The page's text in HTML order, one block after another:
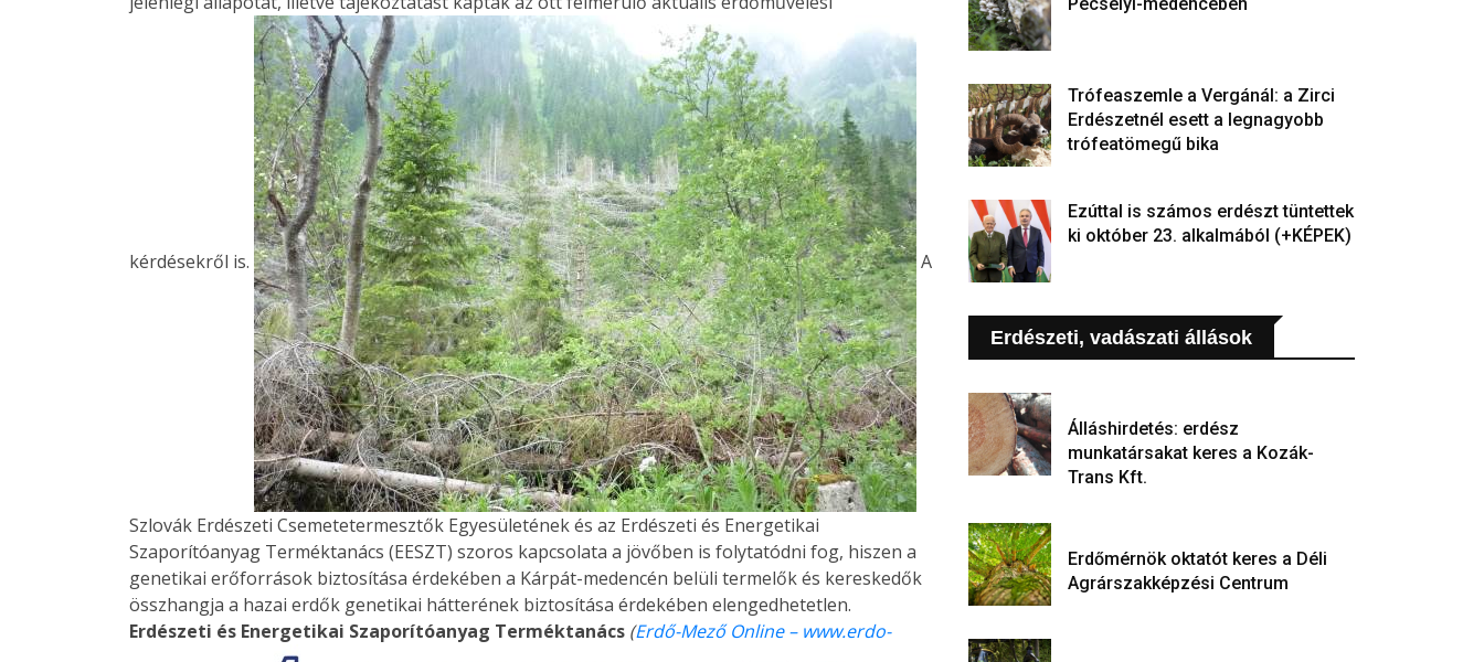
kérdésekről is. A
Szlovák Erdészeti Csemetetermesztők Egyesületének és az Erdészeti és Energetikai
Szaporítóanyag Terméktanács (EESZT) szoros kapcsolata a jövőben is folytatódni fog, hiszen a
genetikai erőforrások biztosítása érdekében a Kárpát-medencén belüli termelők és kereskedők
összhangja a hazai erdők genetikai hátterének biztosítása érdekében elengedhetetlen.
Erdészeti és Energetikai Szaporítóanyag Terméktanács (Erdő-Mező Online – www.erdo-
Trófeaszemle a Vergánál: a Zirci
Erdészetnél esett a legnagyobb
trófeatömegű bika
Ezúttal is számos erdészt tüntettek
ki október 23. alkalmából (+KÉPEK)
Erdészeti, vadászati állások
Álláshirdetés: erdész
munkatársakat keres a Kozák-
Trans Kft.
Erdőmérnök oktatót keres a Déli
Agrárszakképzési Centrum